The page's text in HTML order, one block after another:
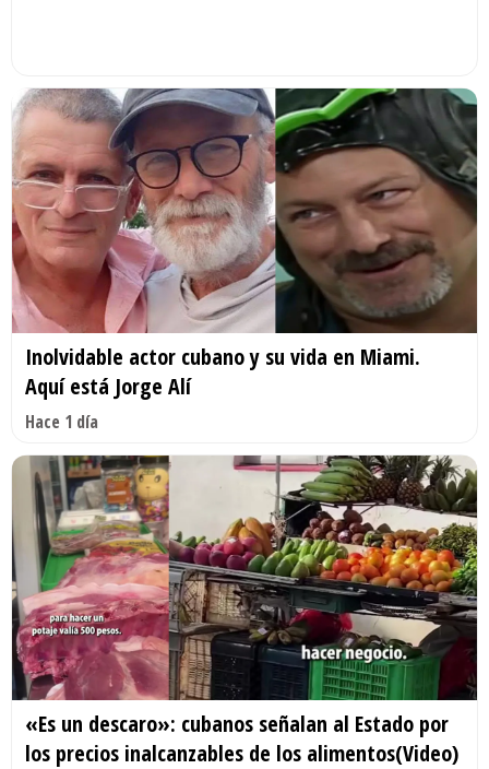
Inolvidable actor cubano y su vida en Miami.
Aquí está Jorge Alí
Hace 1 día
«Es un descaro»: cubanos señalan al Estado por
los precios inalcanzables de los alimentos(Video)